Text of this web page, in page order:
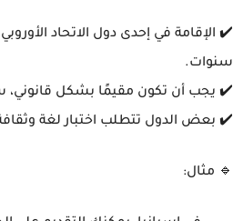
✔️ الإقامة في إحدى دول الاتحاد الأوروبي
سنوات.
✔️ يجب أن تكون مقيمًا بشكل قانوني،
✔️ بعض الدول تتطلب اختبار لغة
🔹 مثال: